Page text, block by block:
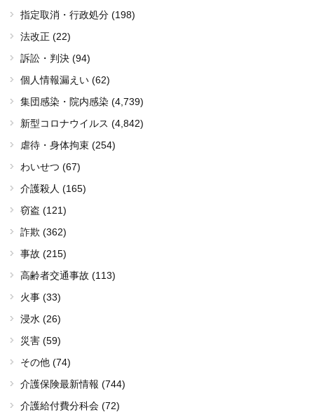
指定取消・行政処分 (198)
法改正 (22)
訴訟・判決 (94)
個人情報漏えい (62)
集団感染・院内感染 (4,739)
新型コロナウイルス (4,842)
虐待・身体拘束 (254)
わいせつ (67)
介護殺人 (165)
窃盗 (121)
詐欺 (362)
事故 (215)
高齢者交通事故 (113)
火事 (33)
浸水 (26)
災害 (59)
その他 (74)
介護保険最新情報 (744)
介護給付費分科会 (72)